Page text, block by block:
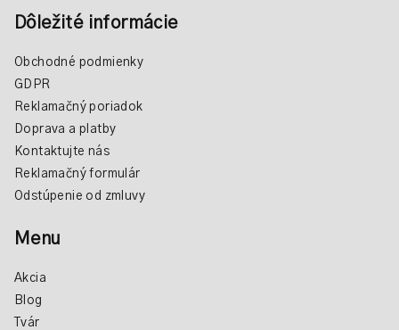
Dôležité informácie
Obchodné podmienky
GDPR
Reklamačný poriadok
Doprava a platby
Kontaktujte nás
Reklamačný formulár
Odstúpenie od zmluvy
Menu
Akcia
Blog
Tvár